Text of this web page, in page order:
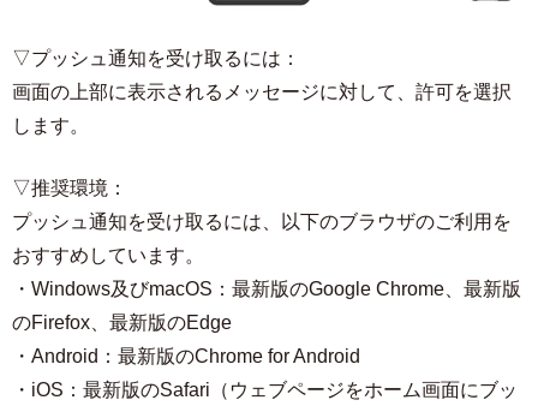
▽プッシュ通知を受け取るには：
画面の上部に表示されるメッセージに対して、許可を選択
します。
▽推奨環境：
プッシュ通知を受け取るには、以下のブラウザのご利用を
おすすめしています。
・Windows及びmacOS：最新版のGoogle Chrome、最新版
のFirefox、最新版のEdge
・Android：最新版のChrome for Android
・iOS：最新版のSafari（ウェブページをホーム画面にブッ